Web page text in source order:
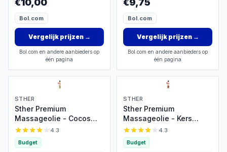
€10,00
Bol.com
Vergelijk prijzen→
Bol.com en andere aanbieders op
één pagina
€9,75
Bol.com
Vergelijk prijzen→
Bol.com en andere aanbieders op
één pagina
STHER
Sther Premium
Massageolie - Cocos
(Coconut) - 250ml -
Natuurlijk Glijmiddel op
Oliebasis - Met
4.3
Budget
STHER
Sther Premium
Massageolie - Kers
(Cherry) - 250ml -
Natuurlijk Glijmiddel op
Oliebasis - Met
4.3
Budget